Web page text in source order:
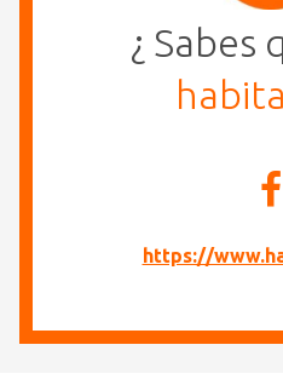
¿ Sabes
https://